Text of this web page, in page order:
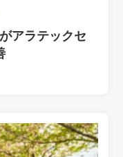
アラテックセ